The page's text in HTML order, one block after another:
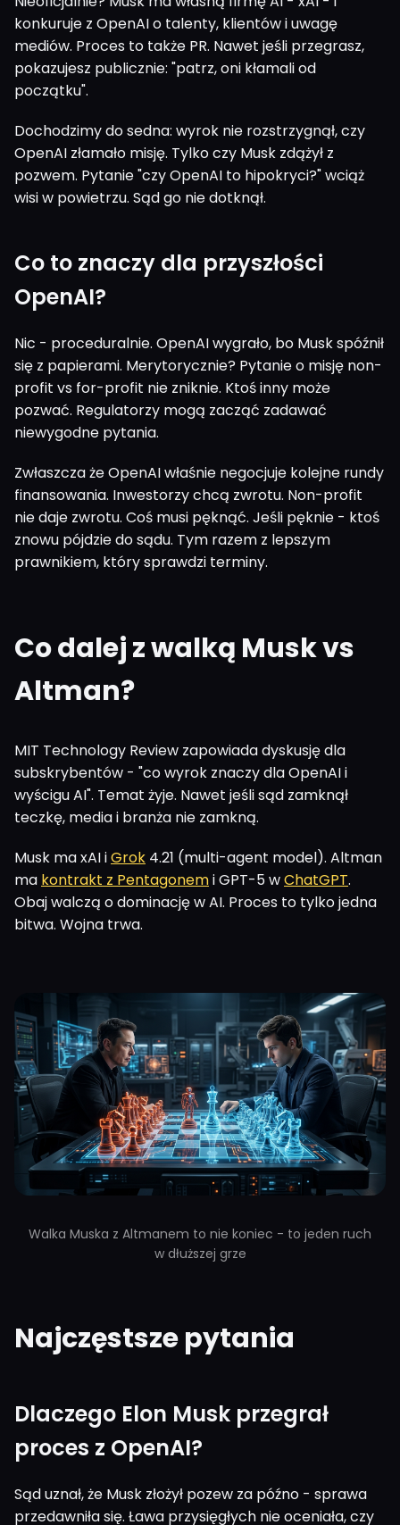
konkuruje z OpenAI o talenty, klientów i uwagę
mediów. Proces to także PR. Nawet jeśli przegrasz,
pokazujesz publicznie: "patrz, oni kłamali od
początku".
Dochodzimy do sedna: wyrok nie rozstrzygnął, czy
OpenAI złamało misję. Tylko czy Musk zdążył z
pozwem. Pytanie "czy OpenAI to hipokryci?" wciąż
wisi w powietrzu. Sąd go nie dotknął.
Co to znaczy dla przyszłości
OpenAI?
Nic - proceduralnie. OpenAI wygrało, bo Musk spóźnił
się z papierami. Merytorycznie? Pytanie o misję non-
profit vs for-profit nie zniknie. Ktoś inny może
pozwać. Regulatorzy mogą zacząć zadawać
niewygodne pytania.
Zwłaszcza że OpenAI właśnie negocjuje kolejne rundy
finansowania. Inwestorzy chcą zwrotu. Non-profit
nie daje zwrotu. Coś musi pęknąć. Jeśli pęknie - ktoś
znowu pójdzie do sądu. Tym razem z lepszym
prawnikiem, który sprawdzi terminy.
Co dalej z walką Musk vs
Altman?
MIT Technology Review zapowiada dyskusję dla
subskrybentów - "co wyrok znaczy dla OpenAI i
wyścigu AI". Temat żyje. Nawet jeśli sąd zamknął
teczkę, media i branża nie zamkną.
Musk ma xAI iGrok 4.21 (multi-agent model). Altman
ma kontrakt z Pentagonemi GPT-5 wChatGPT.
Obaj walczą o dominację w AI. Proces to tylko jedna
bitwa. Wojna trwa.
Walka Muska z Altmanem to nie koniec - to jeden ruch
w dłuższej grze
Najczęstsze pytania
Dlaczego Elon Musk przegrał
proces z OpenAI?
Sąd uznał, że Musk złożył pozew za późno - sprawa
przedawniła się. Ława przysięgłych nie oceniała, czy